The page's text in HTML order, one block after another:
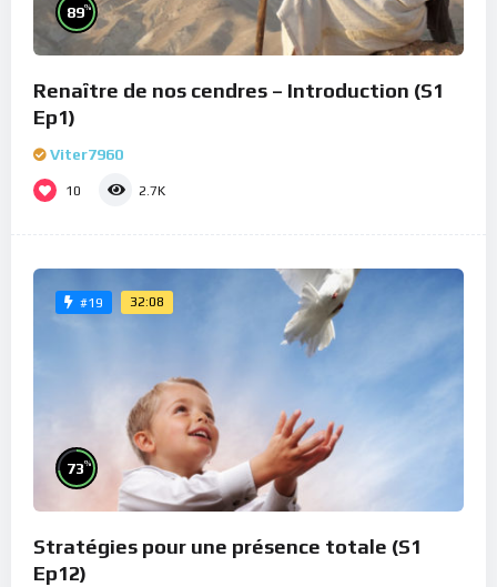
89%
Renaître de nos cendres – Introduction (S1
Ep1)
Viter7960
10 2.7K
#19 32:08
73%
Stratégies pour une présence totale (S1
Ep12)